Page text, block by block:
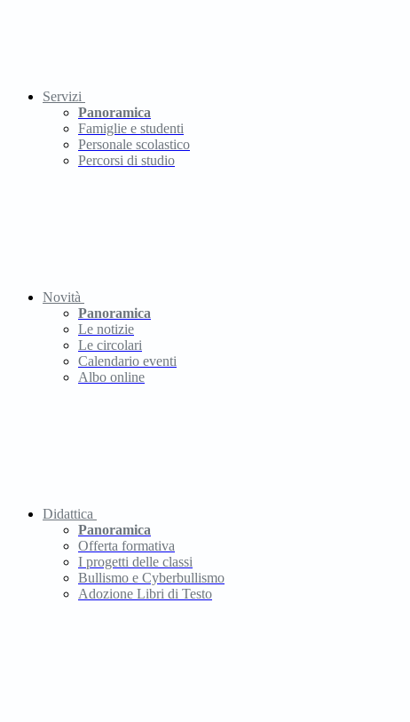
Servizi
Panoramica
Famiglie e studenti
Personale scolastico
Percorsi di studio
Novità
Panoramica
Le notizie
Le circolari
Calendario eventi
Albo online
Didattica
Panoramica
Offerta formativa
I progetti delle classi
Bullismo e Cyberbullismo
Adozione Libri di Testo